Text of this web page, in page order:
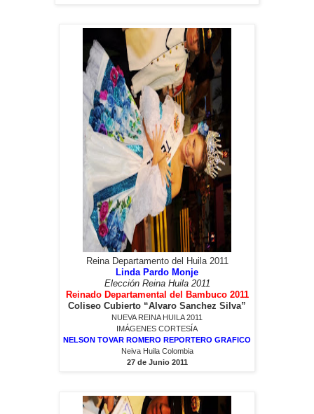
Reina Departamento del Huila 2011
Linda Pardo Monje
Elección Reina Huila 2011
Reinado Departamental del Bambuco 2011
Coliseo Cubierto “Alvaro Sanchez Silva”
NUEVA REINA HUILA 2011
IMÁGENES CORTESÍA
NELSON TOVAR ROMERO REPORTERO GRAFICO
Neiva Huila Colombia
27 de Junio 2011